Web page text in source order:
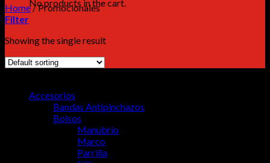
No products in the cart.
Home/Promocionales
Filter
Showing the single result
Accesorios
Bandas Antipinchazos
Bolsos
Manubrio
Marco
Parrilla